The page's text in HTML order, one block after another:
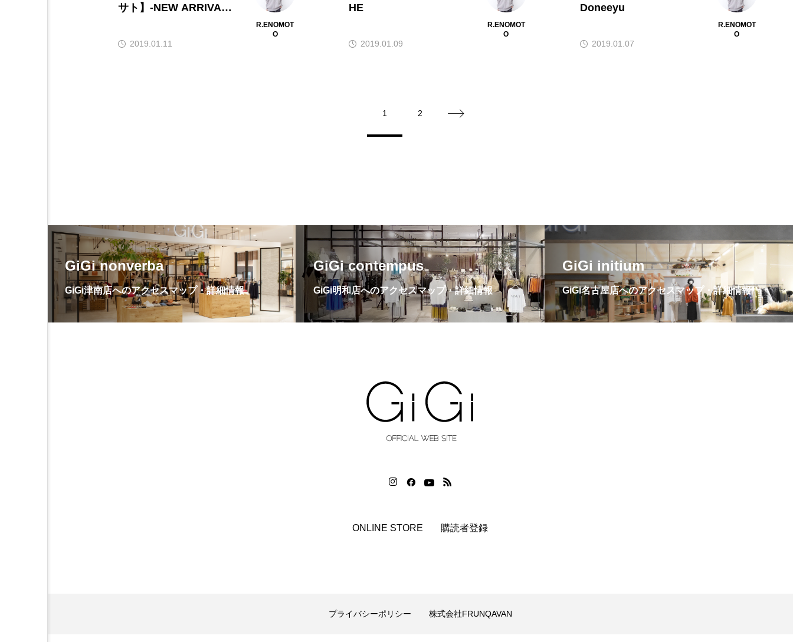
サト】-NEW ARRIVAL
R.ENOMOT
O
2019.01.11
HE
R.ENOMOT
O
2019.01.09
Doneeyu
R.ENOMOT
O
2019.01.07
1 2
GiGi nonverba
GiGi津南店へのアクセスマップ・詳細情報
GiGi contempus
GiGi明和店へのアクセスマップ・詳細情報
GiGi initium
GiGi名古屋店へのアクセスマップ・詳細情報
ONLINE STORE 購読者登録
プライバシーポリシー 株式会社FRUNQAVAN